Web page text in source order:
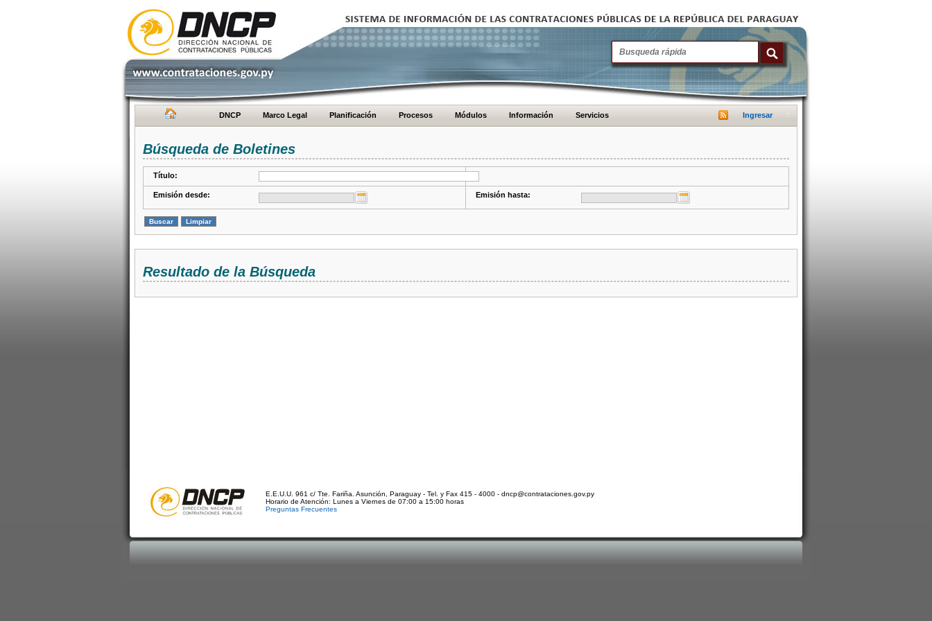
DNCP Marco Legal Planificación Procesos Módulos Información Servicios Ingresar
Búsqueda de Boletines
Título:
Emisión desde: Emisión hasta:
Resultado de la Búsqueda
E.E.U.U. 961 c/ Tte. Fariña. Asunción, Paraguay - Tel. y Fax 415 - 4000 - dncp@contrataciones.gov.py
Horario de Atención: Lunes a Viernes de 07:00 a 15:00 horas
Preguntas Frecuentes